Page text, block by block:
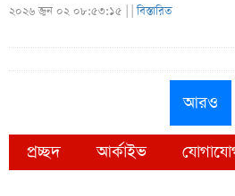
২০২৬ জুন ০২ ০৮:৫৩:১৫ | |বিস্তারিত
আরও
প্রচ্ছদ আর্কাইভ